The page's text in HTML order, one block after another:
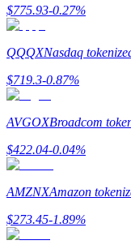
Referencia
Invita a un amigo
Deposit CASHCAT &
$775.93-0.27%
QQQXNasdaq
$719.3-0.87%
AVGOXBroadcom
$422.04-0.04%
AMZNXAmazon
$273.45-1.89%